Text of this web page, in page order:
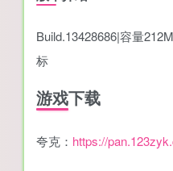
Build.13428686|容量
标
游戏下载
夸克： https://